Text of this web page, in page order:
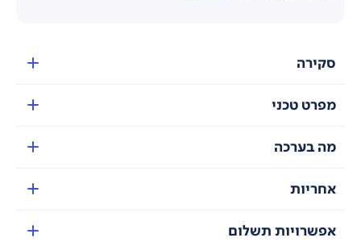
סקירה
מפרט טכני
מה בערכה
אחריות
אפשרויות תשלום